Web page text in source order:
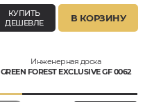
КУПИТЬ
ДЕШЕВЛЕ
В КОРЗИНУ
Инженерная доска
GREEN FOREST EXCLUSIVE GF 0062